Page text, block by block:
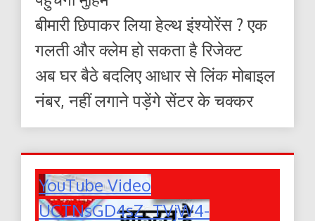
बीमारी छिपाकर लिया हेल्थ इंश्योरेंस ? एक
गलती और क्लेम हो सकता है रिजेक्ट
अब घर बैठे बदलिए आधार से लिंक मोबाइल
नंबर, नहीं लगाने पड़ेंगे सेंटर के चक्कर
YouTube Video
UCTNsGD4sZ_TVjW4-